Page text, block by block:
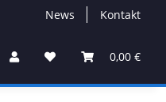
News Kontakt
0,00 €